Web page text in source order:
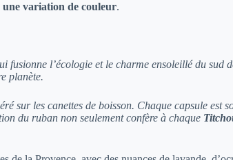
une variation de couleur.
fusionne l’écologie et le charme ensoleillé du
planète.
sur les canettes de boisson. Chaque capsule est
du ruban non seulement confère à chaque